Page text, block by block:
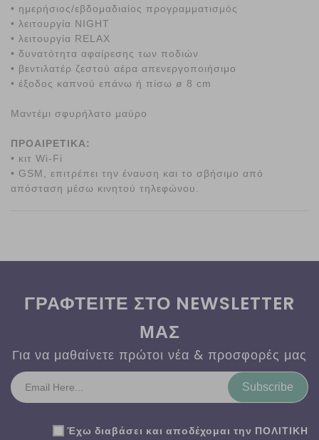
• ημερήσιος/εβδομαδιαίος προγραμματισμός
• λειτουργία NIGHT
• λειτουργία RELAX
• δυνατότητα αφαίρεσης των ποδιών
• βεντιλατέρ ζεστού αέρα απενεργοποιήσιμο
• έξοδος καπνού επάνω ή πίσω ø 8 cm
Μαντέμι σφυρήλατο μαύρο
ΠΡΟΑΙΡΕΤΙΚΑ:
• κιτ Wi-Fi
• GSM, επιτρέπει την έναυση και το σβήσιμο από
απόσταση μέσω κινητού τηλεφώνου.
ΓΡΑΦΤΕΙΤΕ ΣΤΟ NEWSLETTER
ΜΑΣ
Για να μαθαίνετε πρώτοι νέα & προσφορές μας
Subscribe
Έχω διαβάσει και αποδέχομαι την ΠΟΛΙΤΙΚΗ